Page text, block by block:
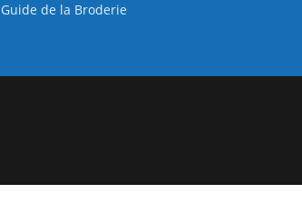
Guide de la Broderie